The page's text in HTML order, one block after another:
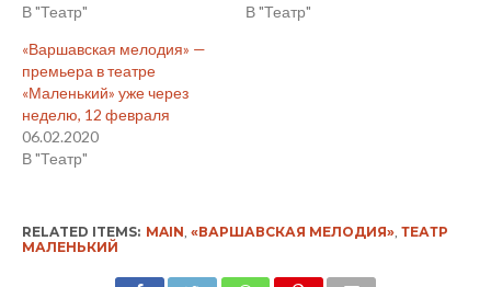
В "Театр"
В "Театр"
«Варшавская мелодия» —
премьера в театре
«Маленький» уже через
неделю, 12 февраля
06.02.2020
В "Театр"
RELATED ITEMS: MAIN «ВАРШАВСКАЯ МЕЛОДИЯ», ТЕАТР
МАЛЕНЬКИЙ